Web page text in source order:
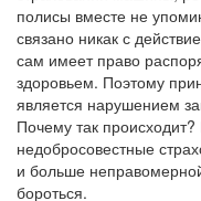
полисы вместе не
связано никак с
сам имеет право
здоровьем. Поэтому
является нарушением
Почему так
недобросовестные
и больше
бороться.